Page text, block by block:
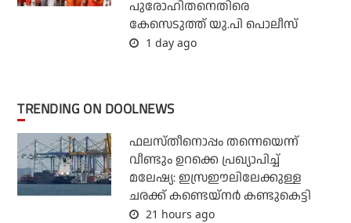
പുരോഹിതനെതിരെ
കേസെടുത്ത് യു.പി പൊലീസ്
1 day ago
TRENDING ON DOOLNEWS
ഫലസ്തീനൊപ്പം തന്നെയെന്ന്
വീണ്ടും ഉറക്കെ പ്രഖ്യാപിച്ച്
മലേഷ്യ: ഇസ്രഈലിലേക്കുള്ള
ചരക്ക് കണ്ടെയ്‌നര്‍ കണ്ടുകെട്ടി
21 hours ago